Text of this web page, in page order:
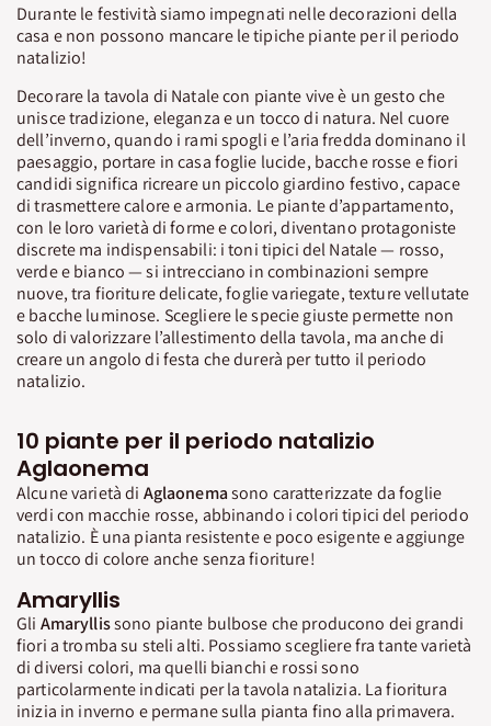
Durante le festività siamo impegnati nelle decorazioni della
casa e non possono mancare le tipiche piante per il periodo
natalizio!
Decorare la tavola di Natale con piante vive è un gesto che
unisce tradizione, eleganza e un tocco di natura. Nel cuore
dell’inverno, quando i rami spogli e l’aria fredda dominano il
paesaggio, portare in casa foglie lucide, bacche rosse e fiori
candidi significa ricreare un piccolo giardino festivo, capace
di trasmettere calore e armonia. Le piante d’appartamento,
con le loro varietà di forme e colori, diventano protagoniste
discrete ma indispensabili: i toni tipici del Natale — rosso,
verde e bianco — si intrecciano in combinazioni sempre
nuove, tra fioriture delicate, foglie variegate, texture vellutate
e bacche luminose. Scegliere le specie giuste permette non
solo di valorizzare l’allestimento della tavola, ma anche di
creare un angolo di festa che durerà per tutto il periodo
natalizio.
10 piante per il periodo natalizio
Aglaonema
Alcune varietà di Aglaonemasono caratterizzate da foglie
verdi con macchie rosse, abbinando i colori tipici del periodo
natalizio. È una pianta resistente e poco esigente e aggiunge
un tocco di colore anche senza fioriture!
Amaryllis
Gli Amaryllissono piante bulbose che producono dei grandi
fiori a tromba su steli alti. Possiamo scegliere fra tante varietà
di diversi colori, ma quelli bianchi e rossi sono
particolarmente indicati per la tavola natalizia. La fioritura
inizia in inverno e permane sulla pianta fino alla primavera.